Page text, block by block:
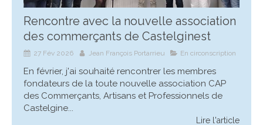
Rencontre avec la nouvelle association
des commerçants de Castelginest
27 Fév 2026 Jean François Portarrieu En circonscription
En février, j'ai souhaité rencontrer les membres
fondateurs de la toute nouvelle association CAP
des Commerçants, Artisans et Professionnels de
Castelgine...
Lire l'article